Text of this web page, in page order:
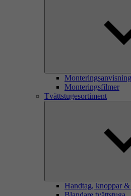
Monteringsfilmer
Tvättstugesortiment
Handtag, knoppar &